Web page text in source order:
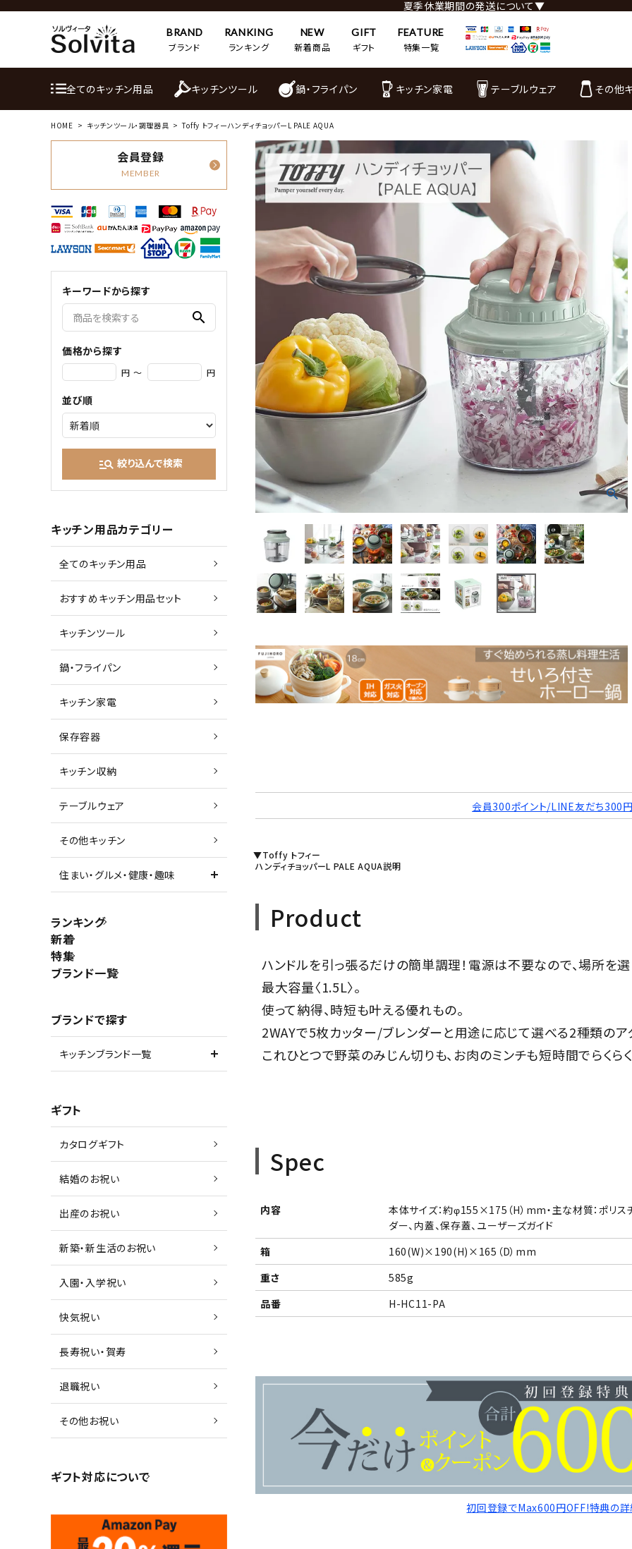
夏季休業期間の発送について▼
BRAND
ブランド
RANKING
ランキング
NEW
新着商品
GIFT
ギフト
FEATURE
特集一覧
全てのキッチン用品 キッチンツール 鍋・フライパン キッチン家電 テーブルウェア その他
HOME キッチンツール・調理器具 Toffy トフィーハンディチョッパーL PALE AQUA
会員登録
MEMBER
キーワードから探す
search
価格から探す
円 ～ 円
並び順
manage_search 絞り込んで検索
キッチン用品カテゴリー
全てのキッチン用品
おすすめキッチン用品セット
キッチンツール
鍋・フライパン
キッチン家電
保存容器
キッチン収納
テーブルウェア
その他キッチン
住まい・グルメ・健康・趣味
ランキング
新着
特集
ブランド一覧
ブランドで探す
キッチンブランド一覧
ギフト
カタログギフト
結婚のお祝い
出産のお祝い
新築・新生活のお祝い
入園・入学祝い
快気祝い
長寿祝い・賀寿
退職祝い
その他お祝い
ギフト対応について
会員300ポイント/LINE友だち300
▼Toffy トフィー
ハンディチョッパーL PALE AQUA説明
Product
ハンドルを引っ張るだけの簡単調理！電源は不要なので、場所を
最大容量〈1.5L〉。
使って納得、時短も叶える優れもの。
2WAYで5枚カッター/ブレンダーと用途に応じて選べる2種類のア
これひとつで野菜のみじん切りも、お肉のミンチも短時間でらくらく
Spec
内容
本体サイズ：約φ155×175（H）mm・主な材質：ポリス
ダー、内蓋、保存蓋、ユーザーズガイド
箱
160(W)×190(H)×165（D）mm
重さ
585g
品番
H-HC11-PA
初回登録でMax600円OFF!特典の